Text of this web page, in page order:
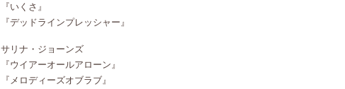
『いくさ』
『デッドラインプレッシャー』
サリナ・ジョーンズ
『ウイアーオールアローン』
『メロディーズオブラブ』